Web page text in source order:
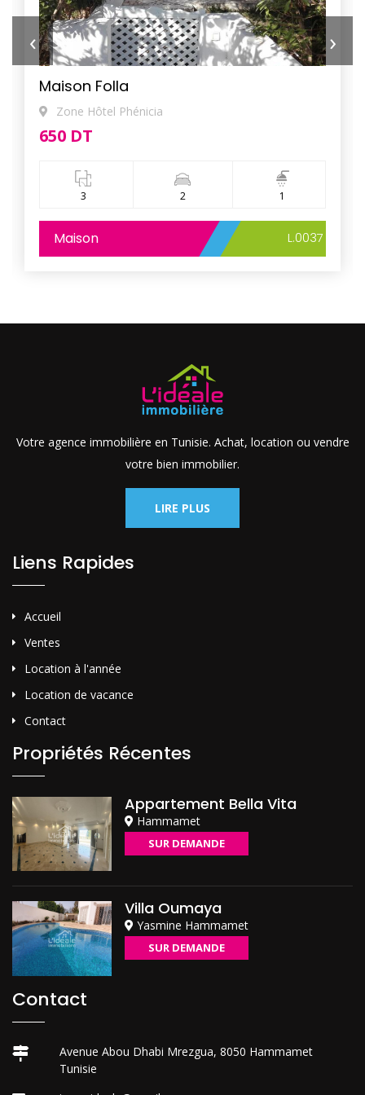
Maison Folla
Zone Hôtel Phénicia
650 DT
3 2 1
Maison L.0037
‹ ›
Votre agence immobilière en Tunisie. Achat, location ou vendre
votre bien immobilier.
LIRE PLUS
Liens Rapides
Accueil
Ventes
Location à l'année
Location de vacance
Contact
Propriétés Récentes
Appartement Bella Vita
Hammamet
SUR DEMANDE
Villa Oumaya
Yasmine Hammamet
SUR DEMANDE
Contact
Avenue Abou Dhabi Mrezgua, 8050 Hammamet
Tunisie